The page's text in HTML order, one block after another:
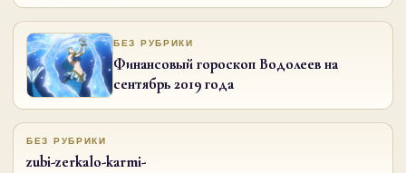
БЕЗ РУБРИКИ
Финансовый гороскоп Водолеев на
сентябрь 2019 года
БЕЗ РУБРИКИ
zubi-zerkalo-karmi-